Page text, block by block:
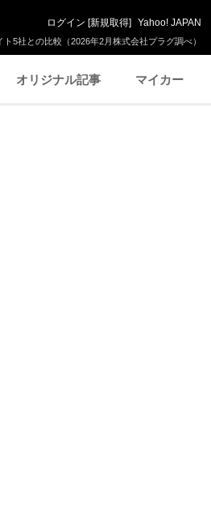
5社との比較（2026年2月株式会社プラグ調べ）
ログイン [新規取得] Yahoo! JAPAN
オリジナル記事 マイカー